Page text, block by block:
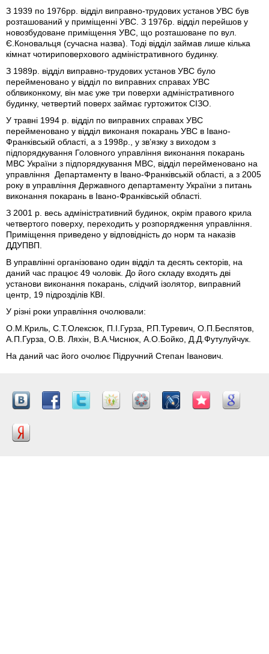
З 1939 по 1976рр. відділ виправно-трудових установ УВС був
розташований у приміщенні УВС. З 1976р. відділ перейшов у
новозбудоване приміщення УВС, що розташоване по вул.
Є.Коновальця (сучасна назва). Тоді відділ займав лише кілька
кімнат чотириповерхового адміністративного будинку.
З 1989р. відділ виправно-трудових установ УВС було
перейменовано у відділ по виправних справах УВС
облвиконкому, він має уже три поверхи адміністративного
будинку, четвертий поверх займає гуртожиток СІЗО.
У травні 1994 р. відділ по виправних справах УВС
перейменовано у відділ виконаня покарань УВС в Івано-
Франківській області, а з 1998р., у зв’язку з виходом з
підпорядкування Головного управління виконання покарань
МВС України з підпорядкування МВС, відділ перейменовано на
управління
Департаменту в Івано-Франківській області, а з 2005
року в управління Державного департаменту України з питань
виконання покарань в Івано-Франківській області.
З 2001 р. весь адміністративний будинок, окрім правого крила
четвертого поверху, переходить у розпорядження управління.
Приміщення приведено у відповідність до норм та наказів
ДДУПВП.
В управлінні організовано один відділ та десять секторів, на
даний час працює 49 чоловік. До його складу входять дві
установи виконання покарань, слідчий ізолятор, виправний
центр, 19 підрозділів КВІ.
У різні роки управління очолювали:
О.М.Криль, С.Т.Олексюк, П.І.Гурза, Р.П.Туревич, О.П.Беспятов,
А.П.Гурза, О.В. Ляхін, В.А.Чиснюк, А.О.Бойко, Д.Д.Футулуйчук.
На даний час його очолює Підручний Степан Іванович.